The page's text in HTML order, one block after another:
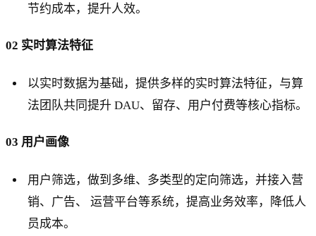
节约成本，提升人效。
02 实时算法特征
以实时数据为基础，提供多样的实时算法特征，与算
法团队共同提升 DAU、留存、用户付费等核心指标。
03 用户画像
用户筛选，做到多维、多类型的定向筛选，并接入营
销、广告、 运营平台等系统，提高业务效率，降低人
员成本。